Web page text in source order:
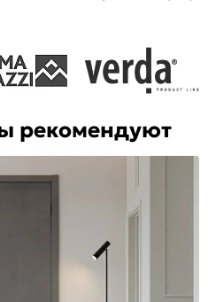
рекомендуют